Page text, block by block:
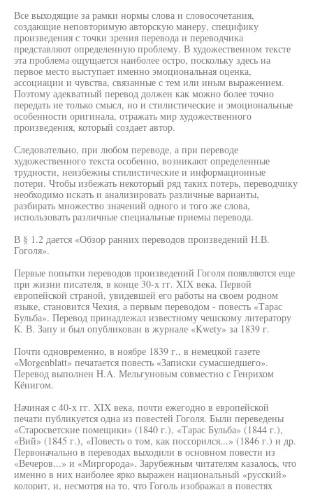
Все выходящие за рамки нормы слова и словосочетания,
создающие неповторимую авторскую манеру, специфику
произведения с точки зрения перевода и переводчика
представляют определенную проблему. В художественном тексте
эта проблема ощущается наиболее остро, поскольку здесь на
первое место выступает именно эмоциональная оценка,
ассоциации и чувства, связанные с тем или иным выражением.
Поэтому адекватный перевод должен как можно более точно
передать не только смысл, но и стилистические и эмоциональные
особенности оригинала, отражать мир художественного
произведения, который создает автор.
Следовательно, при любом переводе, а при переводе
художественного текста особенно, возникают определенные
трудности, неизбежны стилистические и информационные
потери. Чтобы избежать некоторый ряд таких потерь, переводчику
необходимо искать и анализировать различные варианты,
разбирать множество значений одного и того же слова,
использовать различные специальные приемы перевода.
В § 1.2 дается «Обзор ранних переводов произведений Н.В.
Гоголя».
Первые попытки переводов произведений Гоголя появляются еще
при жизни писателя, в конце 30-х гг. XIX века. Первой
европейской страной, увидевшей его работы на своем родном
языке, становится Чехия, а первым переводом - повесть «Тарас
Бульба». Перевод принадлежал известному чешскому литератору
К. В. Запу и был опубликован в журнале «Kwety» за 1839 г.
Почти одновременно, в ноябре 1839 г., в немецкой газете
«Morgenblatt» печатается повесть «Записки сумасшедшего».
Перевод выполнен H.A. Мельгуновым совместно с Генрихом
Кёнигом.
Начиная с 40-х гг. XIX века, почти ежегодно в европейской
печати публикуется одна из повестей Гоголя. Были переведены
«Старосветские помещики» (1840 г.), «Тарас Бульба» (1844 г.),
«Вий» (1845 г.), «Повесть о том, как поссорился...» (1846 г.) и др.
Первоначально в переводах выходили в основном повести из
«Вечеров...» и «Миргорода». Зарубежным читателям казалось, что
именно в них наиболее ярко выражен национальный «русский»
колорит, и, несмотря на то, что Гоголь изображал в повестях